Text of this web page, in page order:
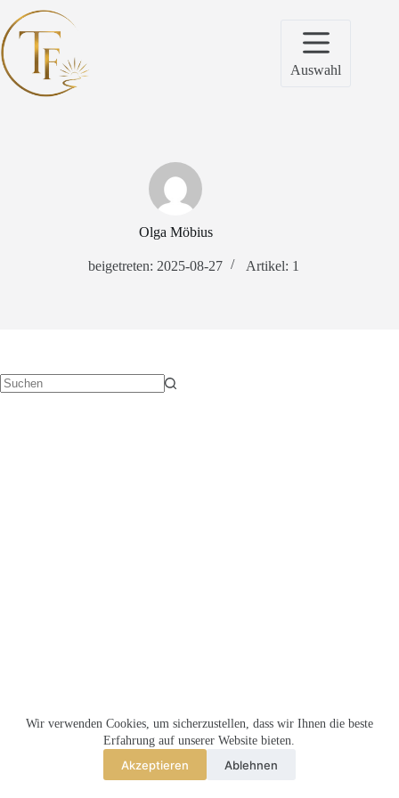
Inhalt
springen
Wir verwenden Cookies, um sicherzustellen, dass wir Ihnen die beste
Erfahrung auf unserer Website bieten.
Akzeptieren Ablehnen
Auswahl
Olga Möbius
beigetreten: 2025-08-27 Artikel: 1
MEMBERSHIP
TEILNAHMEBEDINGUNGEN
MELRENTMEISTER.DE